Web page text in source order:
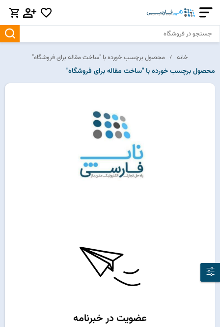
خانه محصول برچسب خورده با "ساخت مقاله برای فروشگاه"
محصول برچسب خورده با "ساخت مقاله برای فروشگاه"
عضویت در خبرنامه